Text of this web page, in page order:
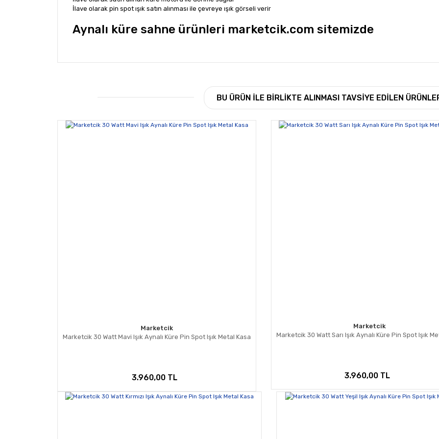
İlave olarak pin spot ışık satın alınması ile çevreye ışık görseli verir
Aynalı küre sahne ürünleri marketcik.com sitemizde
Yorum Yaz
Bu ürünün fiyat bilgisi, resim, ürün açıklamalarında ve diğer konularda yetersiz gördüğünüz noktaları öneri formunu
Ürün resmi kalitesiz, bozuk veya görüntülenemiyor.
Ürün bilgilerinde hatalar bulunuyor.
BU ÜRÜN İLE BİRLİKTE ALINMASI TAVSİYE EDİLEN
Marketcik
Marketcik 30 Watt Mavi Işık Aynalı Küre Pin Spot Işık Metal Kasa
3.960,00 TL
Marketcik
Marketcik 30 Watt Sarı Işık Aynalı Küre Pin Spot Işık
3.960,00 TL